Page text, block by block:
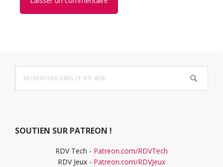
Barre
latérale
dans
ce
SOUTIEN SUR PATREON !
RDV Tech - Patreon.com/RDVTech
RDV Jeux - Patreon.com/RDVJeux